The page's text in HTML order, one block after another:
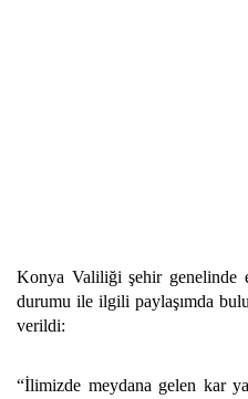
Konya Valiliği şehir genelinde
durumu ile ilgili paylaşımda
verildi:
“İlimizde meydana gelen kar